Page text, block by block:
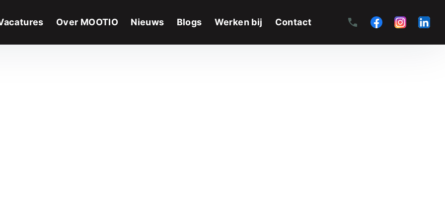
Over MOOTIO Nieuws Blogs Werken bij Contact